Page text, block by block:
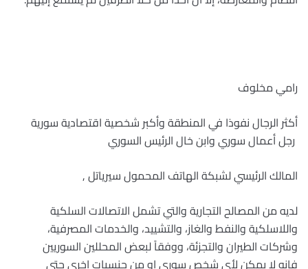
رامي مخلوف
أكثر الرجال نفوذا في المنطقة وأكبر شخصية اقتصادية سورية
رجل أعمال سوري وابن خال الرئيس السوري
المالك الرئيسي لشبكة الهاتف المحمول سيرياتل ,
لديه من المصالح التجارية والتي تشمل الاتصالات السلكية
واللاسلكية والنفط والغاز، والتشييد، والخدمات المصرفية،
وشركات الطيران والتجزئة، ووفقاً لبعض المحللين السوريين
فإنه لا يمكن لأي شخص سوري او من جنسيات اخرى حتى